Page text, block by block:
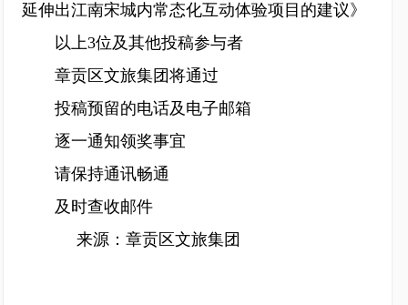
延伸出江南宋城内常态化互动体验项目的建议》
以上3位及其他投稿参与者
章贡区文旅集团将通过
投稿预留的电话及电子邮箱
逐一通知领奖事宜
请保持通讯畅通
及时查收邮件
来源：章贡区文旅集团